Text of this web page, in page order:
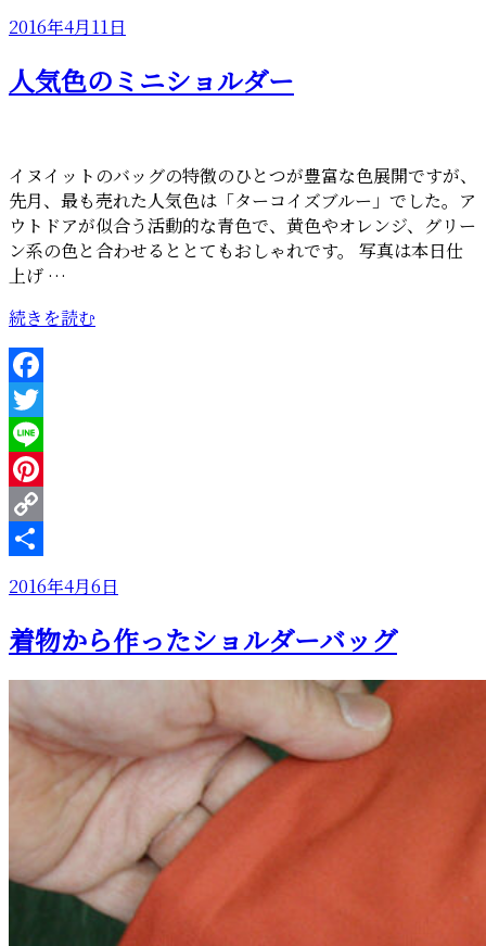
Link
投
日:
2016年4月11日
人気色のミニショルダー
イヌイットのバッグの特徴のひとつが豊富な色展開ですが、
先月、最も売れた人気色は「ターコイズブルー」でした。ア
ウトドアが似合う活動的な青色で、黄色やオレンジ、グリー
ン系の色と合わせるととてもおしゃれです。 写真は本日仕
上げ …
“人
気
色
の
ミ
ニ
シ
ョ
ル
ダ
の
続きを読む
Facebook
Twitter
Line
Pinterest
Copy
Link
投
日:
2016年4月6日
着物から作ったショルダーバッグ